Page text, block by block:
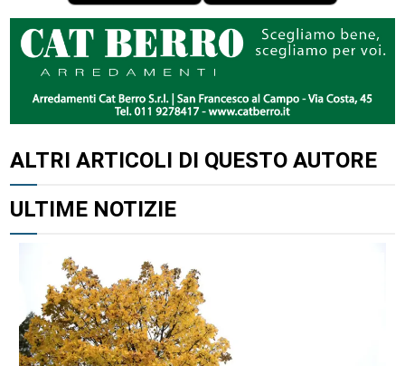
ALTRI ARTICOLI DI QUESTO AUTORE
ULTIME NOTIZIE